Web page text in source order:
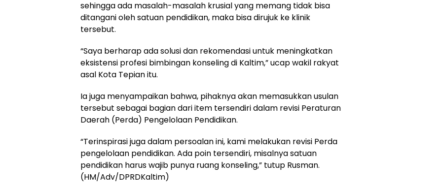
sehingga ada masalah-masalah krusial yang memang tidak bisa
ditangani oleh satuan pendidikan, maka bisa dirujuk ke klinik
tersebut.
“Saya berharap ada solusi dan rekomendasi untuk meningkatkan
eksistensi profesi bimbingan konseling di Kaltim,” ucap wakil rakyat
asal Kota Tepian itu.
Ia juga menyampaikan bahwa, pihaknya akan memasukkan usulan
tersebut sebagai bagian dari item tersendiri dalam revisi Peraturan
Daerah (Perda) Pengelolaan Pendidikan.
“Terinspirasi juga dalam persoalan ini, kami melakukan revisi Perda
pengelolaan pendidikan. Ada poin tersendiri, misalnya satuan
pendidikan harus wajib punya ruang konseling,” tutup Rusman.
(HM/Adv/DPRDKaltim)